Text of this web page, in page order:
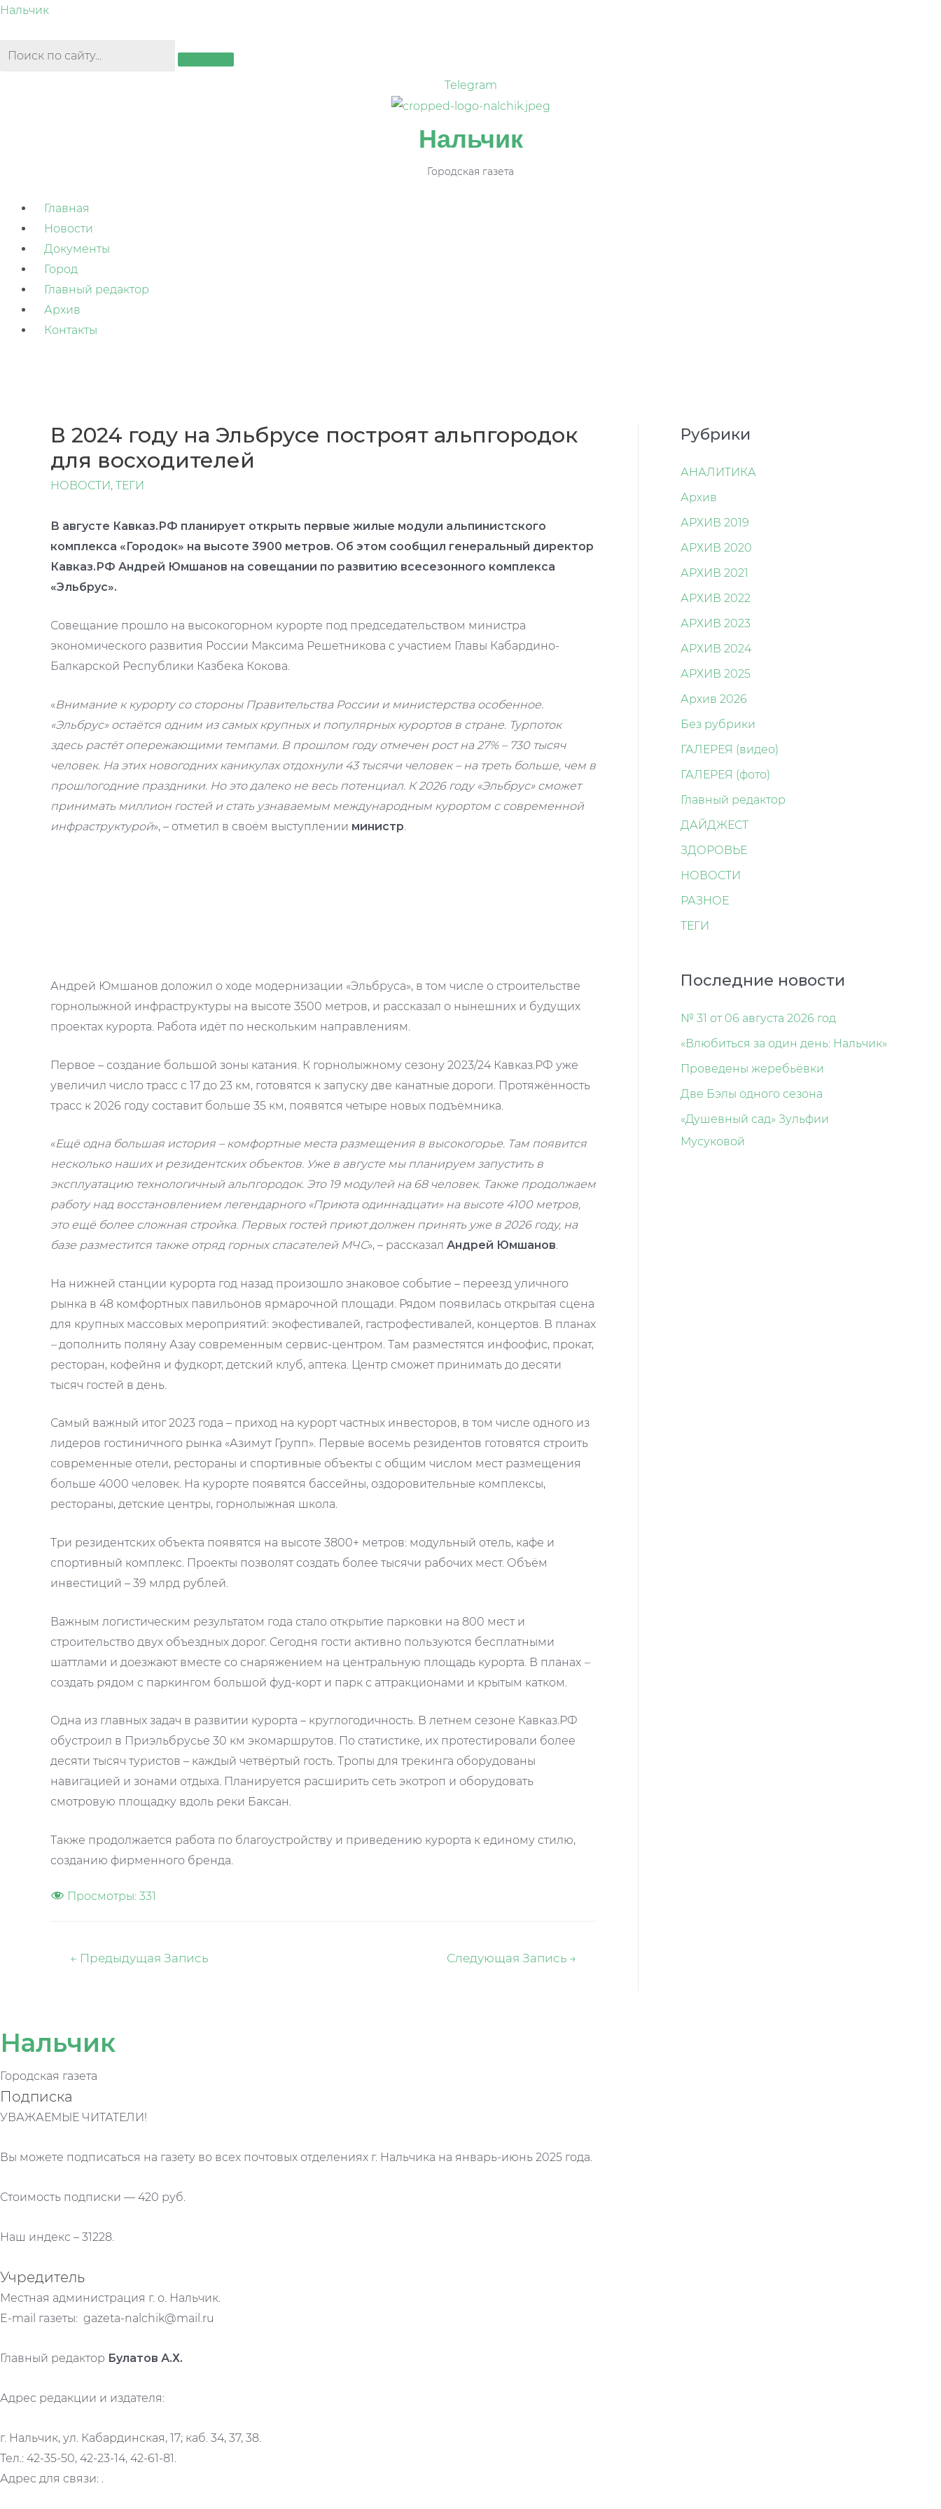
Перейти
содержимому
Нальчик
Telegram
Нальчик
Городская газета
Главная
Новости
Документы
Город
Главный редактор
Архив
Контакты
В 2024 году на Эльбрусе построят альпгородок
для восходителей
НОВОСТИ, ТЕГИ
В августе Кавказ.РФ планирует открыть первые жилые модули альпинистского
комплекса «Городок» на высоте 3900 метров. Об этом сообщил генеральный директор
Кавказ.РФ Андрей Юмшанов на совещании по развитию всесезонного комплекса
«Эльбрус».
Совещание прошло на высокогорном курорте под председательством министра
экономического развития России Максима Решетникова с участием Главы Кабардино-
Балкарской Республики Казбека Кокова.
«Внимание к курорту со стороны Правительства России и министерства особенное.
«Эльбрус» остаётся одним из самых крупных и популярных курортов в стране. Турпоток
здесь растёт опережающими темпами. В прошлом году отмечен рост на 27% – 730 тысяч
человек. На этих новогодних каникулах отдохнули 43 тысячи человек – на треть больше, чем в
прошлогодние праздники. Но это далеко не весь потенциал. К 2026 году «Эльбрус» сможет
принимать миллион гостей и стать узнаваемым международным курортом с современной
инфраструктурой», – отметил в своём выступлении министр
Андрей Юмшанов доложил о ходе модернизации «Эльбруса», в том числе о строительстве
горнолыжной инфраструктуры на высоте 3500 метров, и рассказал о нынешних и будущих
проектах курорта. Работа идёт по нескольким направлениям.
Первое – создание большой зоны катания. К горнолыжному сезону 2023/24 Кавказ.РФ уже
увеличил число трасс с 17 до 23 км, готовятся к запуску две канатные дороги. Протяжённость
трасс к 2026 году составит больше 35 км, появятся четыре новых подъёмника.
«Ещё одна большая история – комфортные места размещения в высокогорье. Там появится
несколько наших и резидентских объектов. Уже в августе мы планируем запустить в
эксплуатацию технологичный альпгородок. Это 19 модулей на 68 человек. Также продолжаем
работу над восстановлением легендарного «Приюта одиннадцати» на высоте 4100 метров,
это ещё более сложная стройка. Первых гостей приют должен принять уже в 2026 году, на
базе разместится также отряд горных спасателей МЧС», – рассказал Андрей Юмшанов.
На нижней станции курорта год назад произошло знаковое событие – переезд уличного
рынка в 48 комфортных павильонов ярмарочной площади. Рядом появилась открытая сцена
для крупных массовых мероприятий: экофестивалей, гастрофестивалей, концертов. В планах
–дополнить поляну Азау современным сервис-центром. Там разместятся инфоофис, прокат,
ресторан, кофейня и фудкорт, детский клуб, аптека. Центр сможет принимать до десяти
тысяч гостей в день.
Самый важный итог 2023 года – приход на курорт частных инвесторов, в том числе одного из
лидеров гостиничного рынка «Азимут Групп». Первые восемь резидентов готовятся строить
современные отели, рестораны и спортивные объекты с общим числом мест размещения
больше 4000 человек. На курорте появятся бассейны, оздоровительные комплексы,
рестораны, детские центры, горнолыжная школа.
Три резидентских объекта появятся на высоте 3800+ метров: модульный отель, кафе и
спортивный комплекс. Проекты позволят создать более тысячи рабочих мест. Объём
инвестиций – 39 млрд рублей.
Важным логистическим результатом года стало открытие парковки на 800 мест и
строительство двух объездных дорог. Сегодня гости активно пользуются бесплатными
шаттлами и доезжают вместе со снаряжением на центральную площадь курорта. В планах –
создать рядом с паркингом большой фуд-корт и парк с аттракционами и крытым катком.
Одна из главных задач в развитии курорта – круглогодичность. В летнем сезоне Кавказ.РФ
обустроил в Приэльбрусье 30 км экомаршрутов. По статистике, их протестировали более
десяти тысяч туристов – каждый четвёртый гость. Тропы для трекинга оборудованы
навигацией и зонами отдыха. Планируется расширить сеть экотроп и оборудовать
смотровую площадку вдоль реки Баксан.
Также продолжается работа по благоустройству и приведению курорта к единому стилю,
созданию фирменного бренда.
Просмотры: 331
Навигация
← Предыдущая Запись Следующая Запись →
Рубрики
АНАЛИТИКА
Архив
АРХИВ 2019
АРХИВ 2020
АРХИВ 2021
АРХИВ 2022
АРХИВ 2023
АРХИВ 2024
АРХИВ 2025
Архив 2026
Без рубрики
ГАЛЕРЕЯ (видео)
ГАЛЕРЕЯ (фото)
Главный редактор
ДАЙДЖЕСТ
ЗДОРОВЬЕ
НОВОСТИ
РАЗНОЕ
ТЕГИ
Последние новости
№ 31 от 06 августа 2026 год
«Влюбиться за один день: Нальчик»
Проведены жеребьёвки
Две Бэлы одного сезона
«Душевный сад» Зульфии
Мусуковой
Нальчик
Городская газета
Подписка
УВАЖАЕМЫЕ ЧИТАТЕЛИ!
Вы можете подписаться на газету во всех почтовых отделениях г. Нальчика на январь-июнь 2025 года.
Стоимость подписки — 420 руб.
Наш индекс – 31228.
Учредитель
Местная администрация г. о. Нальчик.
E-mail газеты: gazeta-nalchik@mail.ru
Главный редактор Булатов А.Х.
Адрес редакции и издателя:
г. Нальчик, ул. Кабардинская, 17; каб. 34, 37, 38.
Тел.: 42-35-50, 42-23-14, 42-61-81.
Адрес для связи: .